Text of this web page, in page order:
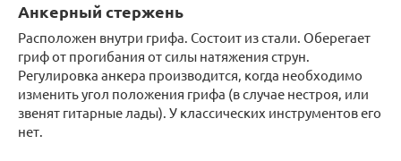
Анкерный стержень
Расположен внутри грифа. Состоит из стали. Оберегает
гриф от прогибания от силы натяжения струн.
Регулировка анкера производится, когда необходимо
изменить угол положения грифа (в случае нестроя, или
звенят гитарные лады). У классических инструментов его
нет.